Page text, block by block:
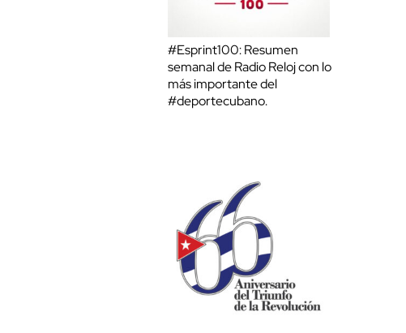
#Esprint100: Resumen
semanal de Radio Reloj con lo
más importante del
#deportecubano.